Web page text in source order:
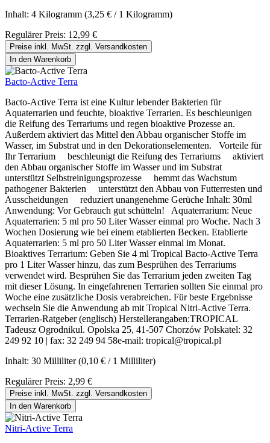
Inhalt: 4 Kilogramm (3,25 € / 1 Kilogramm)
Regulärer Preis: 12,99 €
Preise inkl. MwSt. zzgl. Versandkosten
In den Warenkorb
Bacto-Active Terra
Bacto-Active Terra ist eine Kultur lebender Bakterien für
Aquaterrarien und feuchte, bioaktive Terrarien. Es beschleunigen
die Reifung des Terrariums und regen bioaktive Prozesse an.
Außerdem aktiviert das Mittel den Abbau organischer Stoffe im
Wasser, im Substrat und in den Dekorationselementen. Vorteile für
Ihr Terrarium beschleunigt die Reifung des Terrariums aktiviert
den Abbau organischer Stoffe im Wasser und im Substrat
unterstützt Selbstreinigungsprozesse hemmt das Wachstum
pathogener Bakterien unterstützt den Abbau von Futterresten und
Ausscheidungen reduziert unangenehme Gerüche Inhalt: 30ml
Anwendung: Vor Gebrauch gut schütteln! Aquaterrarium: Neue
Aquaterrarien: 5 ml pro 50 Liter Wasser einmal pro Woche. Nach 3
Wochen Dosierung wie bei einem etablierten Becken. Etablierte
Aquaterrarien: 5 ml pro 50 Liter Wasser einmal im Monat.
Bioaktives Terrarium: Geben Sie 4 ml Tropical Bacto-Active Terra
pro 1 Liter Wasser hinzu, das zum Besprühen des Terrariums
verwendet wird. Besprühen Sie das Terrarium jeden zweiten Tag
mit dieser Lösung. In eingefahrenen Terrarien sollten Sie einmal pro
Woche eine zusätzliche Dosis verabreichen. Für beste Ergebnisse
wechseln Sie die Anwendung ab mit Tropical Nitri-Active Terra.
Terrarien-Ratgeber (englisch) Herstellerangaben:TROPICAL
Tadeusz Ogrodnikul. Opolska 25, 41-507 Chorzów Polskatel: 32
249 92 10 | fax: 32 249 94 58e-mail: tropical@tropical.pl
Inhalt: 30 Milliliter(0,10 € / 1 Milliliter)
Regulärer Preis: 2,99 €
Preise inkl. MwSt. zzgl. Versandkosten
In den Warenkorb
Nitri-Active Terra